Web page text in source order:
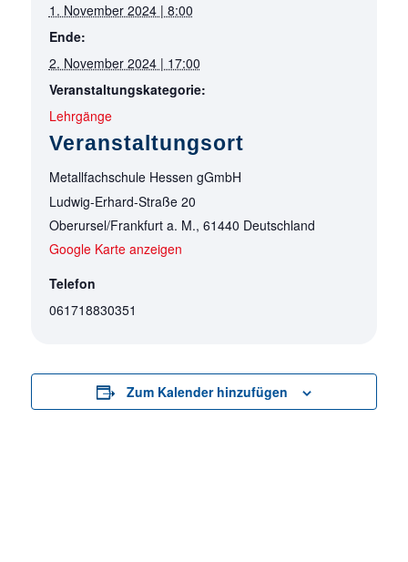
1. November 2024 | 8:00
Ende:
2. November 2024 | 17:00
Veranstaltungskategorie:
Lehrgänge
Veranstaltungsort
Metallfachschule Hessen gGmbH
Ludwig-Erhard-Straße 20
Oberursel/Frankfurt a. M., 61440 Deutschland
Google Karte anzeigen
Telefon
061718830351
Zum Kalender hinzufügen